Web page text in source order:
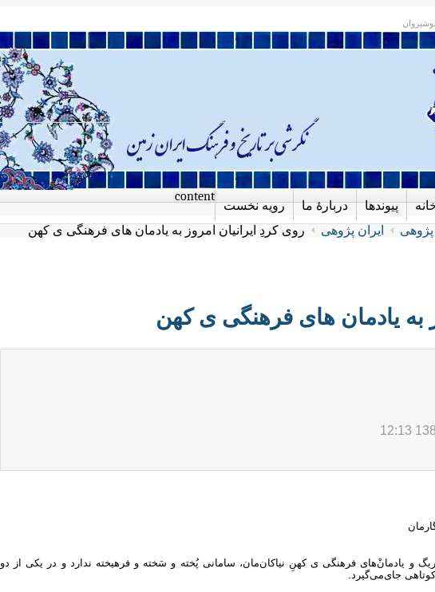
رویه نخست دربارهٔ ما پیوندها
content
پژوهی ایران پژوهی روی کردِ ایرانیان امروز به یادمان های فرهنگی ی کهن
به یادمان های فرهنگی ی کهن
و یادمانْ‌های فرهنگی ی کهنِ نیاکان‌مان، سامانی پُخته و سَخته و فرهیخته ندارد و در یکی از دو
جای‌می‌گیرد.